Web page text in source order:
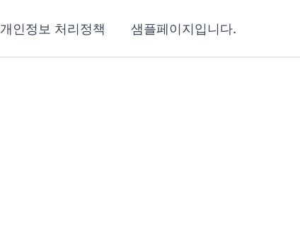
개인정보 처리정책 샘플페이지입니다.